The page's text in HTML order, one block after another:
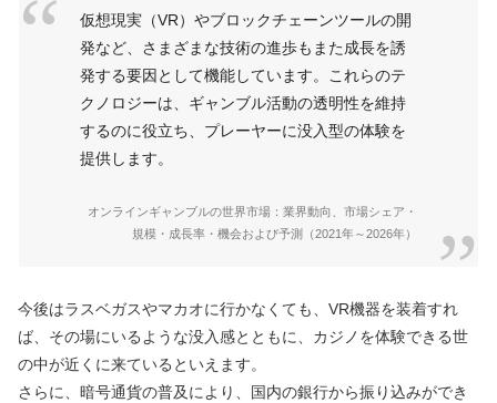
仮想現実（VR）やブロックチェーンツールの開
発など、さまざまな技術の進歩もまた成長を誘
発する要因として機能しています。これらのテ
クノロジーは、ギャンブル活動の透明性を維持
するのに役立ち、プレーヤーに没入型の体験を
提供します。
オンラインギャンブルの世界市場：業界動向、市場シェア・
規模・成長率・機会および予測（2021年～2026年）
今後はラスベガスやマカオに行かなくても、VR機器を装着すれ
ば、その場にいるような没入感とともに、カジノを体験できる世
の中が近くに来ているといえます。
さらに、暗号通貨の普及により、国内の銀行から振り込みができ